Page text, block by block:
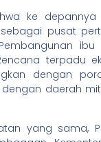
ke depannya
pusat
terpadu
dengan
daerah
yang sama,